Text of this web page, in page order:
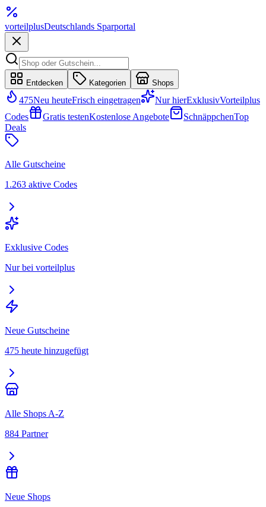
vorteilplusDeutschlands Sparportal
Entdecken Kategorien Shops
475Neu heuteFrisch eingetragen Nur hierExklusivVorteilplus
Codes
Gratis testenKostenlose Angebote SchnäppchenTop
Deals
Alle Gutscheine
1.263 aktive Codes
Exklusive Codes
Nur bei vorteilplus
Neue Gutscheine
475 heute hinzugefügt
Alle Shops A-Z
884 Partner
Neue Shops